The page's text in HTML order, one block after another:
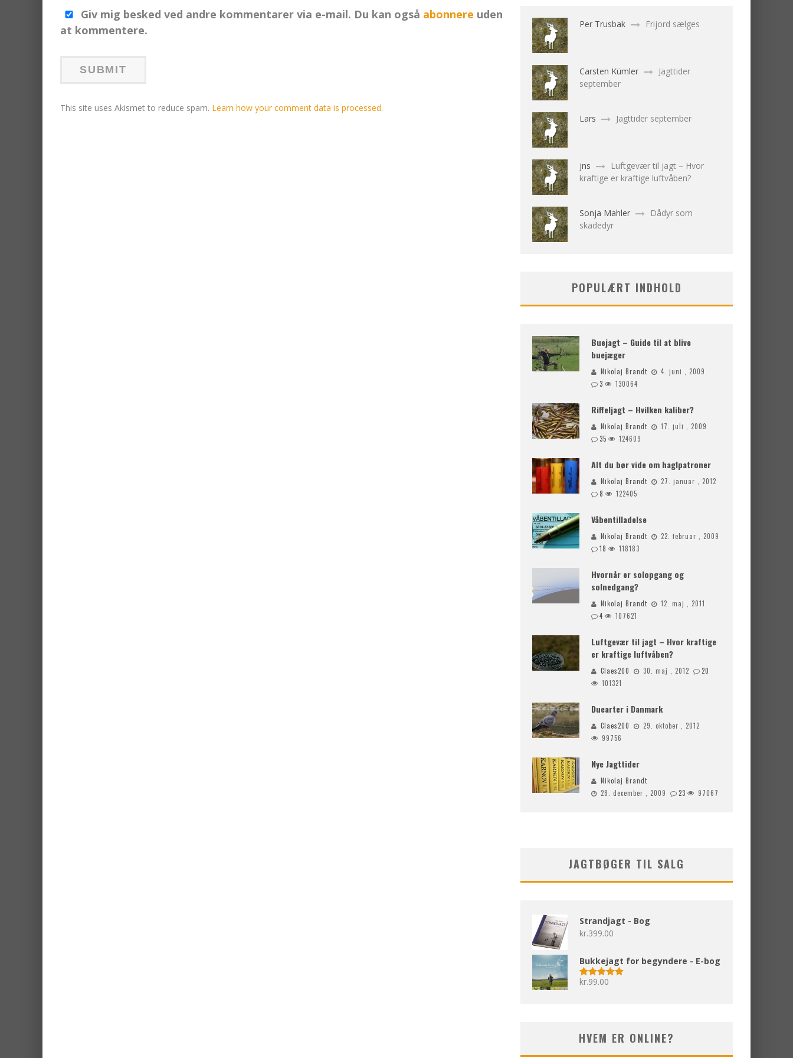
Giv mig besked ved andre kommentarer via e-mail. Du kan også abonnere uden
at kommentere.
This site uses Akismet to reduce spam. Learn how your comment data is processed.
Per Trusbak Frijord sælges
Carsten Kümler
Jagttider
september
Lars Jagttider september
jns
Luftgevær til jagt – Hvor
kraftige er kraftige luftvåben?
Sonja Mahler
Dådyr som
skadedyr
POPULÆRT INDHOLD
Buejagt – Guide til at blive
buejæger
Nikolaj Brandt
4. juni , 2009
3
130064
Riffeljagt – Hvilken kaliber?
Nikolaj Brandt
17. juli , 2009
35
124609
Alt du bør vide om haglpatroner
Nikolaj Brandt
27. januar , 2012
8
122405
Våbentilladelse
Nikolaj Brandt
22. februar , 2009
18
118183
Hvornår er solopgang og
solnedgang?
Nikolaj Brandt
12. maj , 2011
4
107621
Luftgevær til jagt – Hvor kraftige
er kraftige luftvåben?
Claes200 30. maj , 2012
20
101321
Duearter i Danmark
Claes200
29. oktober , 2012
99756
Nye Jagttider
Nikolaj Brandt
28. december , 2009
23 97067
JAGTBØGER TIL SALG
Strandjagt - Bog
kr.399.00
Bukkejagt for begyndere - E-bog
Vurderet
kr.99.00
HVEM ER ONLINE?